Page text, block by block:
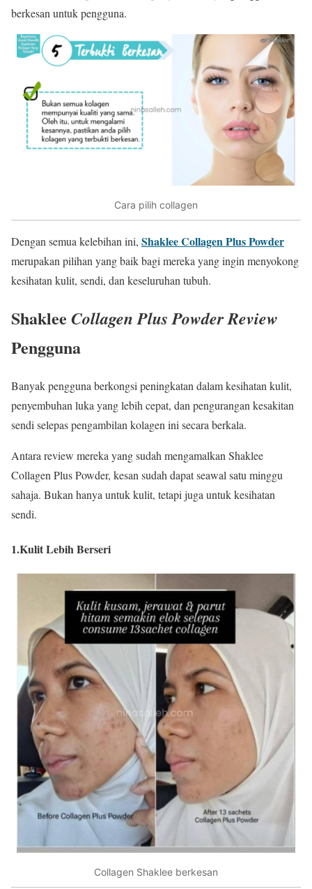
berkesan untuk pengguna.
Cara pilih collagen
Dengan semua kelebihan ini, Shaklee Collagen Plus Powder
merupakan pilihan yang baik bagi mereka yang ingin menyokong
kesihatan kulit, sendi, dan keseluruhan tubuh.
Shaklee Collagen Plus Powder Review
Pengguna
Banyak pengguna berkongsi peningkatan dalam kesihatan kulit,
penyembuhan luka yang lebih cepat, dan pengurangan kesakitan
sendi selepas pengambilan kolagen ini secara berkala.
Antara review mereka yang sudah mengamalkan Shaklee
Collagen Plus Powder, kesan sudah dapat seawal satu minggu
sahaja. Bukan hanya untuk kulit, tetapi juga untuk kesihatan
sendi.
1.Kulit Lebih Berseri
Collagen Shaklee berkesan